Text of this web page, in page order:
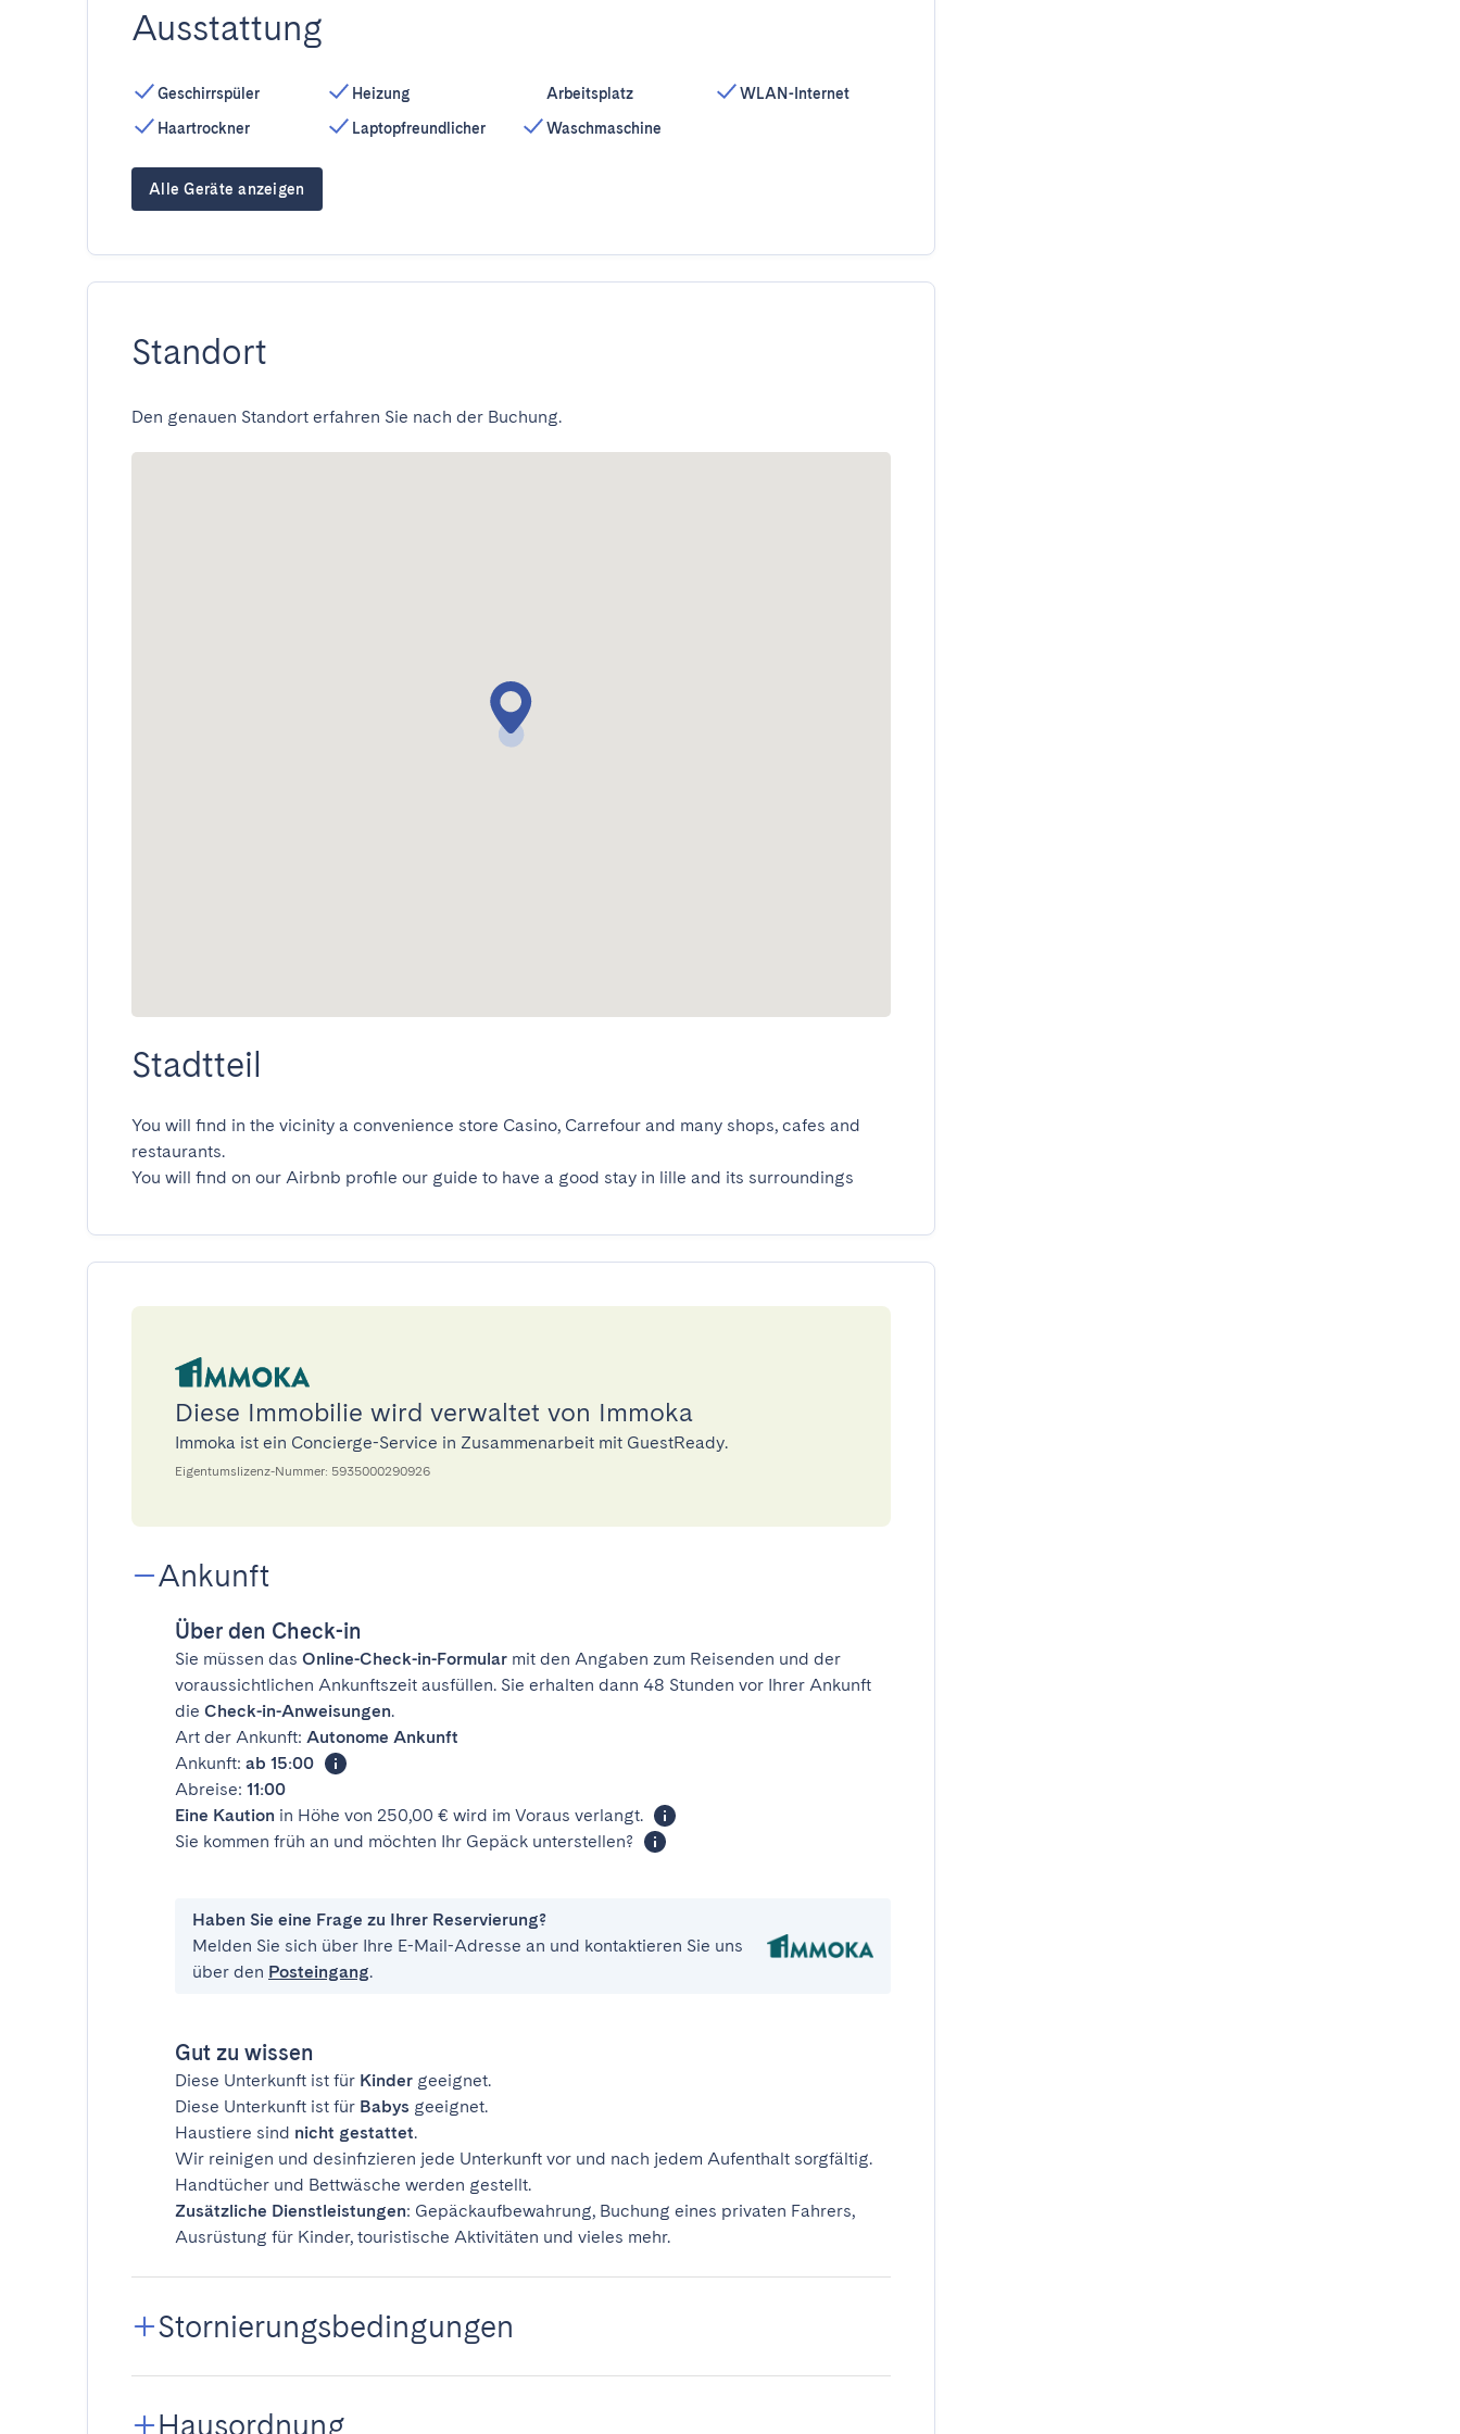
Ausstattung
Geschirrspüler
Haartrockner
Heizung
Laptopfreundlicher
Arbeitsplatz
Waschmaschine
WLAN-Internet
Alle Geräte anzeigen
Standort
Den genauen Standort erfahren Sie nach der Buchung.
Stadtteil
You will find in the vicinity a convenience store Casino, Carrefour and many shops, cafes and
restaurants.
You will find on our Airbnb profile our guide to have a good stay in lille and its surroundings
Diese Immobilie wird verwaltet von Immoka
Immoka ist ein Concierge-Service in Zusammenarbeit mit GuestReady.
Eigentumslizenz-Nummer: 5935000290926
Ankunft
Über den Check-in
Sie müssen das Online-Check-in-Formular mit den Angaben zum Reisenden und der
voraussichtlichen Ankunftszeit ausfüllen. Sie erhalten dann 48 Stunden vor Ihrer Ankunft
die Check-in-Anweisungen.
Art der Ankunft: Autonome Ankunft
Ankunft: ab 15:00
Abreise: 11:00
Eine Kaution in Höhe von 250,00 € wird im Voraus verlangt.
Sie kommen früh an und möchten Ihr Gepäck unterstellen?
Haben Sie eine Frage zu Ihrer Reservierung?
Melden Sie sich über Ihre E-Mail-Adresse an und kontaktieren Sie uns
über den Posteingang.
Gut zu wissen
Diese Unterkunft ist für Kinder geeignet.
Diese Unterkunft ist für Babys geeignet.
Haustiere sind nicht gestattet.
Wir reinigen und desinfizieren jede Unterkunft vor und nach jedem Aufenthalt sorgfältig.
Handtücher und Bettwäsche werden gestellt.
Zusätzliche Dienstleistungen: Gepäckaufbewahrung, Buchung eines privaten Fahrers,
Ausrüstung für Kinder, touristische Aktivitäten und vieles mehr.
Stornierungsbedingungen
Hausordnung